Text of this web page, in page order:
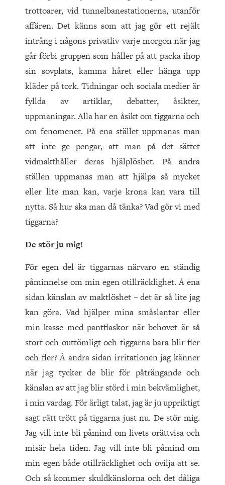
trottoarer, vid tunnelbanestationerna, utanför
affären. Det känns som att jag gör ett rejält
intrång i någons privatliv varje morgon när jag
går förbi gruppen som håller på att packa ihop
sin sovplats, kamma håret eller hänga upp
kläder på tork. Tidningar och sociala medier är
fyllda av artiklar, debatter, åsikter,
uppmaningar. Alla har en åsikt om tiggarna och
om fenomenet. På ena stället uppmanas man
att inte ge pengar, att man på det sättet
vidmakthåller deras hjälplöshet. På andra
ställen uppmanas man att hjälpa så mycket
eller lite man kan, varje krona kan vara till
nytta. Så hur ska man då tänka? Vad gör vi med
tiggarna?
De stör ju mig!
För egen del är tiggarnas närvaro en ständig
påminnelse om min egen otillräcklighet. Å ena
sidan känslan av maktlöshet – det är så lite jag
kan göra. Vad hjälper mina småslantar eller
min kasse med pantflaskor när behovet är så
stort och outtömligt och tiggarna bara blir fler
och fler? Å andra sidan irritationen jag känner
när jag tycker de blir för påträngande och
känslan av att jag blir störd i min bekvämlighet,
i min vardag. För ärligt talat, jag är ju uppriktigt
sagt rätt trött på tiggarna just nu. De stör mig.
Jag vill inte bli påmind om livets orättvisa och
misär hela tiden. Jag vill inte bli påmind om
min egen både otillräcklighet och ovilja att se.
Och så kommer skuldkänslorna och det dåliga